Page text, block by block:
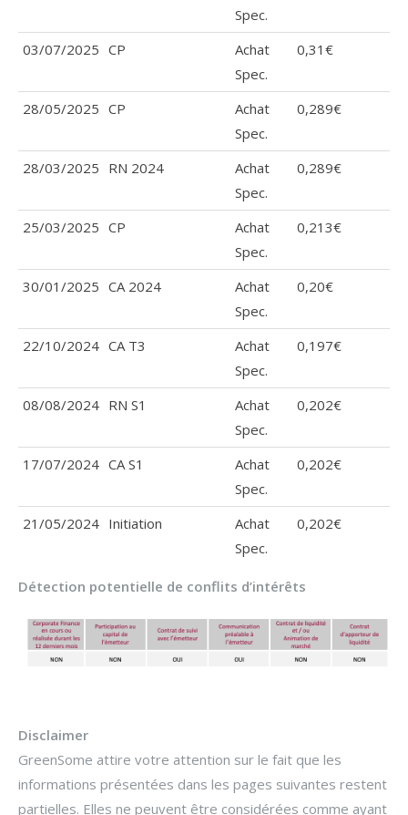
Spec.
03/07/2025 CP
Achat
Spec.
0,31€
28/05/2025 CP
Achat
Spec.
0,289€
28/03/2025 RN 2024
Achat
Spec.
0,289€
25/03/2025 CP
Achat
Spec.
0,213€
30/01/2025 CA 2024
Achat
Spec.
0,20€
22/10/2024 CA T3
Achat
Spec.
0,197€
08/08/2024 RN S1
Achat
Spec.
0,202€
17/07/2024 CA S1
Achat
Spec.
0,202€
21/05/2024 Initiation
Achat
Spec.
0,202€
Détection potentielle de conflits d’intérêts
Disclaimer
GreenSome attire votre attention sur le fait que les
informations présentées dans les pages suivantes restent
partielles. Elles ne peuvent être considérées comme ayant